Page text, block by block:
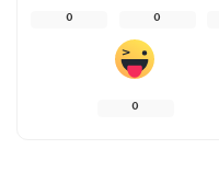
0
0
0